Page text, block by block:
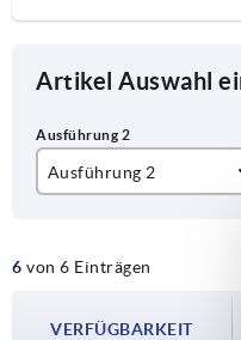
Artikel Auswahl
Ausführung 2
Typ I
6 von 6 Einträgen
VERFÜGBARKEIT